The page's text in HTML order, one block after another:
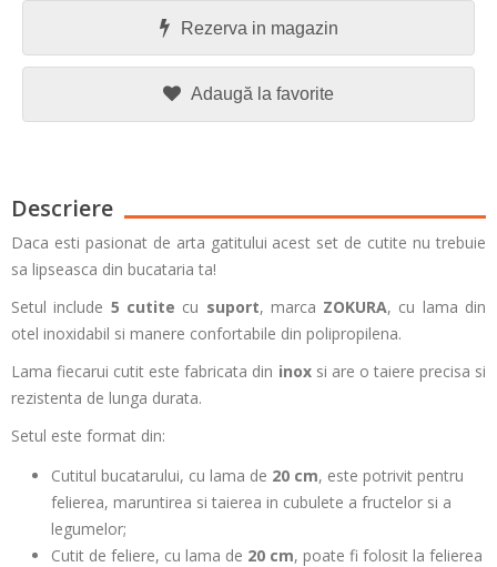
Rezerva in magazin
Adaugă la favorite
Descriere
Daca esti pasionat de arta gatitului acest set de cutite nu trebuie
sa lipseasca din bucataria ta!
Setul include 5 cutite cu suport, marca ZOKURA, cu lama din
otel inoxidabil si manere confortabile din polipropilena.
Lama fiecarui cutit este fabricata din inox si are o taiere precisa si
rezistenta de lunga durata.
Setul este format din:
Cutitul bucatarului, cu lama de 20 cm, este potrivit pentru
felierea, maruntirea si taierea in cubulete a fructelor si a
legumelor;
Cutit de feliere, cu lama de 20 cm, poate fi folosit la felierea